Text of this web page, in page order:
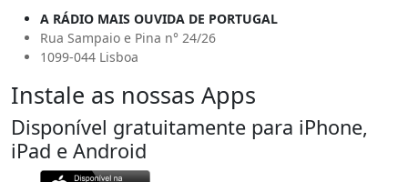
A RÁDIO MAIS OUVIDA DE PORTUGAL
Rua Sampaio e Pina n° 24/26
1099-044 Lisboa
Instale as nossas Apps
Disponível gratuitamente para iPhone,
iPad e Android